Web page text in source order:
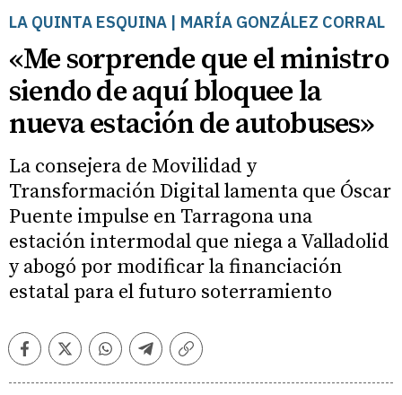
LA QUINTA ESQUINA | MARÍA GONZÁLEZ CORRAL
«Me sorprende que el ministro
siendo de aquí bloquee la
nueva estación de autobuses»
La consejera de Movilidad y
Transformación Digital lamenta que Óscar
Puente impulse en Tarragona una
estación intermodal que niega a Valladolid
y abogó por modificar la financiación
estatal para el futuro soterramiento
FacebookTwitterWhatsappTelegramCopiar